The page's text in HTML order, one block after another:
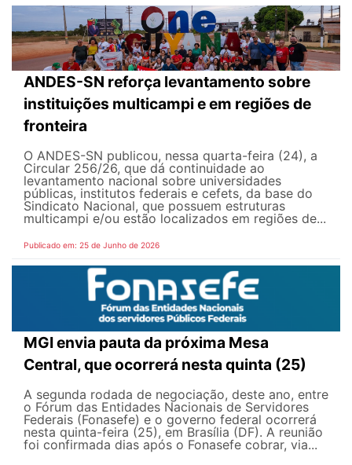
ANDES-SN reforça levantamento sobre
instituições multicampi e em regiões de
fronteira
O ANDES-SN publicou, nessa quarta-feira (24), a
Circular 256/26, que dá continuidade ao
levantamento nacional sobre universidades
públicas, institutos federais e cefets, da base do
Sindicato Nacional, que possuem estruturas
multicampi e/ou estão localizados em regiões de...
Publicado em: 25 de Junho de 2026
MGI envia pauta da próxima Mesa
Central, que ocorrerá nesta quinta (25)
A segunda rodada de negociação, deste ano, entre
o Fórum das Entidades Nacionais de Servidores
Federais (Fonasefe) e o governo federal ocorrerá
nesta quinta-feira (25), em Brasília (DF). A reunião
foi confirmada dias após o Fonasefe cobrar, via...